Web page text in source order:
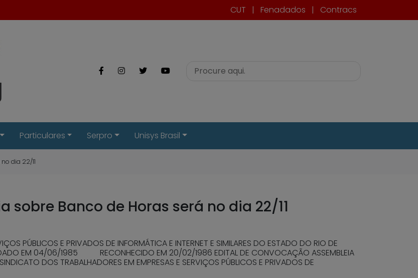
CUT | Fenadados | Contracs
Particulares Serpro Unisys Brasil
dia 22/11
sobre Banco de Horas será no dia 22/11
PÚBLICOS E PRIVADOS DE INFORMÁTICA E INTERNET E SIMILARES DO ESTADO DO RIO DE
EM 04/06/1985 RECONHECIDO EM 20/02/1986 EDITAL DE CONVOCAÇÃO ASSEMBLEIA
DOS TRABALHADORES EM EMPRESAS E SERVIÇOS PÚBLICOS E PRIVADOS DE